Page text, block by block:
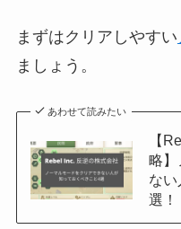
まずはクリアしやすい
ましょう。
あわせて読みたい
【
略】
な
選！